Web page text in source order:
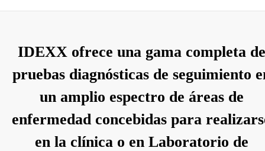
IDEXX ofrece una gama completa de
pruebas diagnósticas de seguimiento
un amplio espectro de áreas de
enfermedad concebidas para
en la clínica o en Laboratorio de